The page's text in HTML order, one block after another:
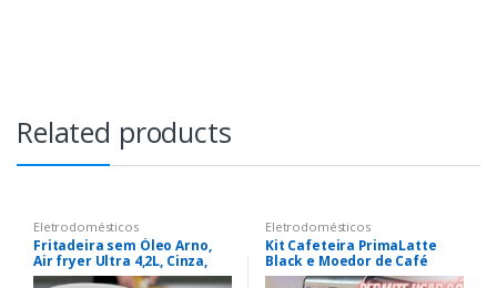
Related products
Eletrodomésticos
Fritadeira sem Óleo Arno,
Air fryer Ultra 4,2L, Cinza,
220V
Eletrodomésticos
Kit Cafeteira PrimaLatte
Black e Moedor de Café
Oster